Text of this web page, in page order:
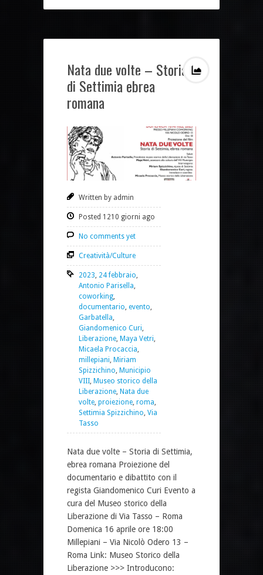
Nata due volte – Storia
di Settimia ebrea
romana
Written by admin
Posted 1210 giorni ago
No comments yet
Creatività/Culture
2023, 24 febbraio,
Antonio Parisella,
coworking,
documentario, evento,
Garbatella,
Giandomenico Curi,
Liberazione, Maya Vetri,
Micaela Procaccia,
millepiani, Miriam
Spizzichino, Municipio
VIII, Museo storico della
Liberazione, Nata due
volte, proiezione, roma,
Settimia Spizzichino, Via
Tasso
Nata due volte – Storia di Settimia,
ebrea romana Proiezione del
documentario e dibattito con il
regista Giandomenico Curi Evento a
cura del Museo storico della
Liberazione di Via Tasso – Roma
Domenica 16 aprile ore 18:00
Millepiani – Via Nicolò Odero 13 –
Roma Link: Museo Storico della
Liberazione >>> Introducono: